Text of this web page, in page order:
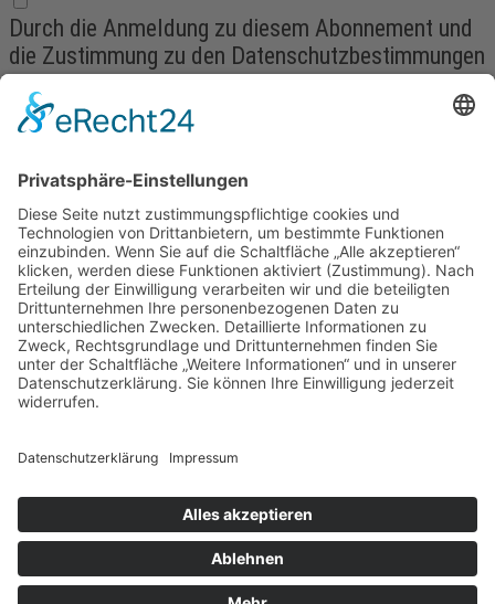
Durch die Anmeldung zu diesem Abonnement und
die Zustimmung zu den Datenschutzbestimmungen
Informationen auf dieser Website einverstanden.
Zurück zur Kursübersicht >>
© 2026 by Ritzau Yachting | Realisation: www.hp-
werbeagentur.de |Impressum Datenschutz
Home
Team
Kurse
Ausbildung
Impressionen
News
Kontakt